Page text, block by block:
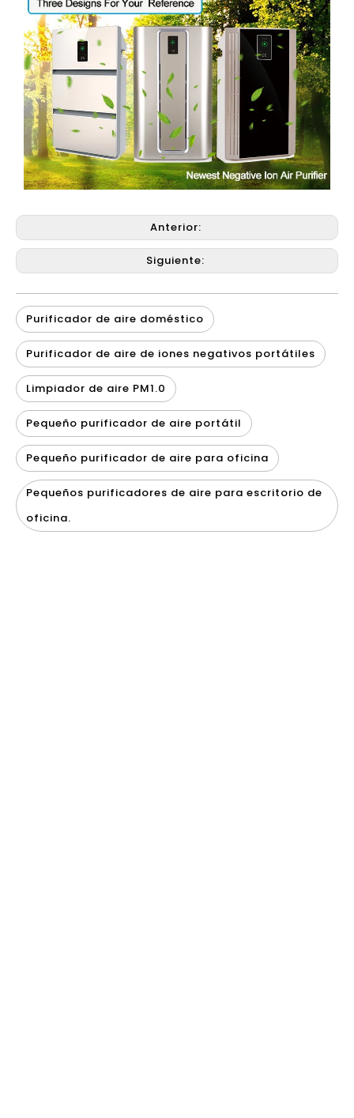
Anterior:
Siguiente:
Purificador de aire doméstico
Purificador de aire de iones negativos portátiles
Limpiador de aire PM1.0
Pequeño purificador de aire portátil
Pequeño purificador de aire para oficina
Pequeños purificadores de aire para escritorio de
oficina.